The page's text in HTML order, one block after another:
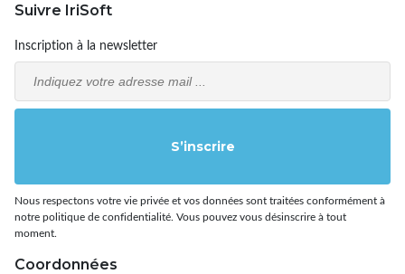
Suivre IriSoft
Inscription à la newsletter
Email
S’inscrire
Nous respectons votre vie privée et vos données sont traitées conformément à
notre politique de confidentialité. Vous pouvez vous désinscrire à tout
moment.
Coordonnées